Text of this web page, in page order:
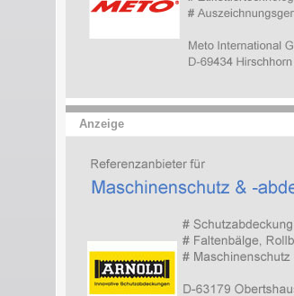
Anzeige